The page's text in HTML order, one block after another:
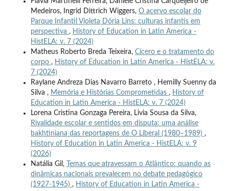
Medeiros, Ingrid Dittrich Wiggers, O acervo escolar do
Parque Infantil Violeta Dória Lins: culturas infantis em
perspectiva , History of Education in Latin America -
HistELA: v. 7 (2024)
Matheus Roberto Breda Teixeira, Cícero e o tratamento do
corpo , History of Education in Latin America - HistELA: v.
7 (2024)
Raylane Andreza Dias Navarro Barreto , Hemilly Suenny da
Silva , Memória e Histórias Comprometidas , History of
Education in Latin America - HistELA: v. 7 (2024)
Lorena Cristina Gonzaga Pereira, Livia Sousa da Silva,
Rivalidade escolar e sentidos em disputa: uma análise
bakhtiniana das reportagens de O Liberal (1980–1989) ,
History of Education in Latin America - HistELA: v. 9
(2026)
Natália Gil,
Temas que atravessam o Atlântico: quando as
dinâmicas nacionais prevalecem no debate pedagógico
(1927-1945) , History of Education in Latin America -